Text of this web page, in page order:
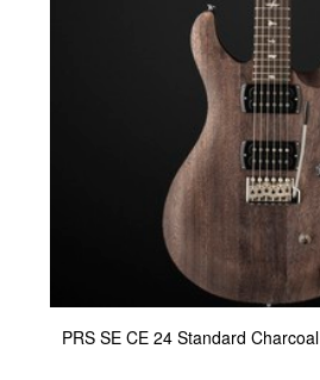
PRS SE CE 24 Standard Charcoal